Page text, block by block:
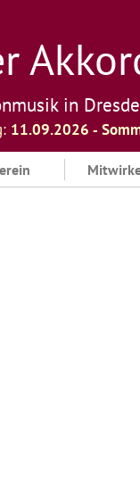
in
11.09.2026 ‐